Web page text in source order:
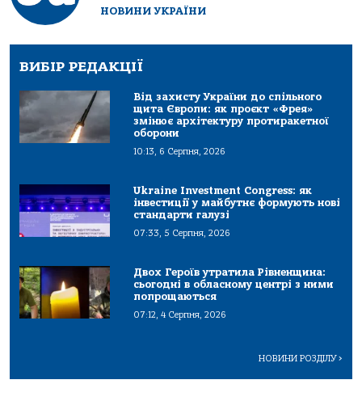
НОВИНИ УКРАЇНИ
ВИБІР РЕДАКЦІЇ
Від захисту України до спільного
щита Європи: як проєкт «Фрея»
змінює архітектуру протиракетної
оборони
10:13, 6 Серпня, 2026
Ukraine Investment Congress: як
інвестиції у майбутнє формують нові
стандарти галузі
07:33, 5 Серпня, 2026
Двох Героїв утратила Рівненщина:
сьогодні в обласному центрі з ними
попрощаються
07:12, 4 Серпня, 2026
НОВИНИ РОЗДІЛУ>